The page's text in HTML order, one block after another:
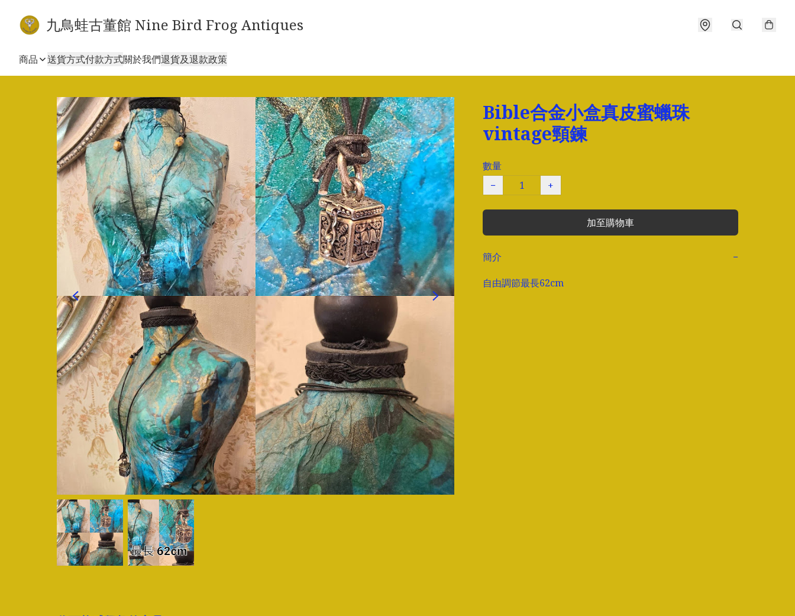
九鳥蛙古董館 Nine Bird Frog Antiques
商品 送貨方式付款方式關於我們退貨及退款政策
Bible合金小盒真皮蜜蠟珠
vintage頸鍊
數量
−
+
加至購物車
簡介
−
自由調節最長62cm